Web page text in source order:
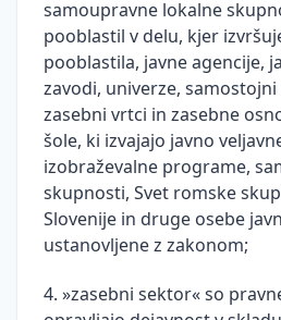
samoupravne lokalne
pooblastil v delu, kjer
pooblastila, javne agencije,
zavodi, univerze,
zasebni vrtci in zasebne
šole, ki izvajajo javno
izobraževalne programe,
skupnosti, Svet romske
Slovenije in druge osebe
ustanovljene z zakonom;
4. »zasebni sektor« so